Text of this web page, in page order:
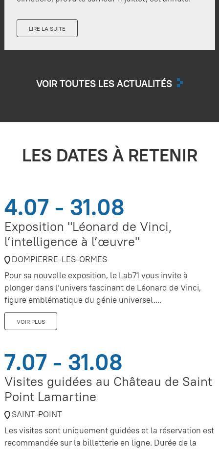
LIRE LA SUITE
VOIR TOUTES LES ACTUALITÉS
LES DATES À RETENIR
4.07 - 31.08
Exposition "Léonard de Vinci,
l’intelligence à l’œuvre"
DOMPIERRE-LES-ORMES
Pour sa nouvelle exposition, le Lab71 vous invite à
plonger dans l’univers fascinant de Léonard de Vinci,
figure emblématique du génie universel....
VOIR PLUS
7.07 - 31.08
Visites guidées au Château de Saint
Point Lamartine
SAINT-POINT
Les visites sont uniquement guidées et la réservation est
recommandée sur la billetterie en ligne. Durée de la